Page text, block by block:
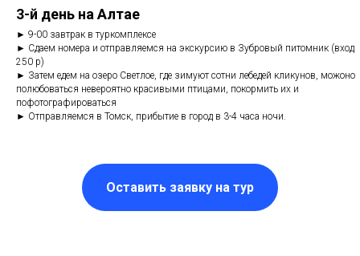
3-й день на Алтае
► 9-00 завтрак в туркомплексе
► Сдаем номера и отправляемся на экскурсию в Зубровый питомник (вход
250 р)
► Затем едем на озеро Светлое, где зимуют сотни лебедей кликунов, можоно
полюбоваться невероятно красивыми птицами, покормить их и
пофотографироваться
► Отправляемся в Томск, прибытие в город в 3-4 часа ночи.
Оставить заявку на тур